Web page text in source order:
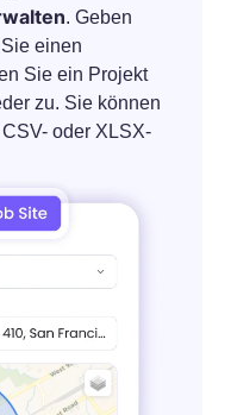
. Geben
einen
Sie ein Projekt
zu. Sie können
oder XLSX-